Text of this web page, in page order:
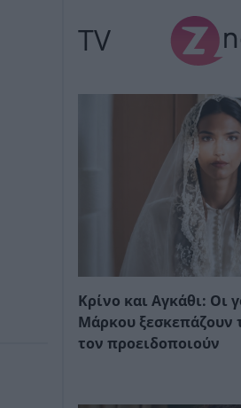
TV
Κρίνο και Αγκάθι: Οι
Μάρκου ξεσκεπάζουν
τον προειδοποιούν